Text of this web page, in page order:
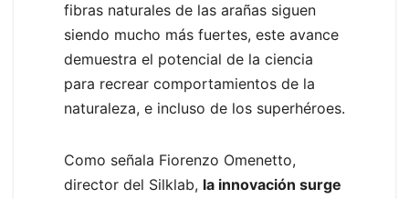
fibras naturales de las arañas siguen
siendo mucho más fuertes, este avance
demuestra el potencial de la ciencia
para recrear comportamientos de la
naturaleza, e incluso de los superhéroes.
Como señala Fiorenzo Omenetto,
director del Silklab, la innovación surge